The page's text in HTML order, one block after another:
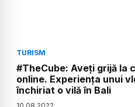
TURISM
#TheCube: Aveți grijă la
online. Experiența unui
închiriat o vilă în Bali